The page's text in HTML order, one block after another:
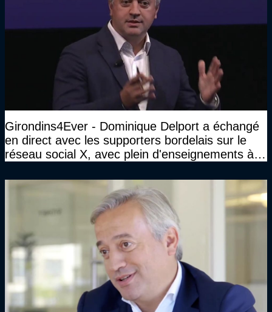
Girondins4Ever - Dominique Delport a échangé
en direct avec les supporters bordelais sur le
réseau social X, avec plein d'enseignements à la